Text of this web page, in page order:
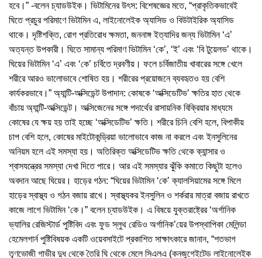
হবে।” -বলেন চ্যাডউইক। ভিটামিনের উৎস: বিশেষজ্ঞের মতে, “প্রাকৃতিকভাবেই
ঘিতে প্রচুর পরিমাণে ভিটামিন এ, লাইনোলেইক অ্যাসিড ও বিউটাইরিক অ্যাসিড
থাকে। দৃষ্টিশক্তি, রোগ প্রতিরোধ ক্ষমতা, জননাঙ্গ ইত্যাদির জন্য ভিটামিন ‘এ’
অত্যন্ত উপকারী। ঘিতে সামান্য পরিমাণ ভিটামিন ‘কে’, ‘ই’ এবং ‘বি টুয়েলভ’ থাকে।
ঘিয়ের ভিটামিন ‘এ’ এবং ‘কে’ চর্বিতে দ্রবণীয়। ফলে চর্বিজাতীয় খাবারের সঙ্গে খেলে
শরীরে আরও ভালোভাবে শোষিত হয়। শরীরের প্রয়োজনে ব্যবহৃতও হয় বেশি
কার্যকরভাবে।” অ্যান্টি-অক্সিডেন্ট উপাদান: কোষকে ‘অক্সিডেটিভ’ ক্ষতির হাত থেকে
বাঁচায় অ্যান্টি-অক্সিডেন্ট। অক্সিজেনের সঙ্গে পদার্থের রাসায়নিক বিক্রিয়ার মাধ্যমে
কোষের যে ক্ষয় হয় তাই হচ্ছে ‘অক্সিডেটিভ’ ক্ষতি। শরীরে চিনি বেশি হলে, বিপাকীয়
চাপ বেশি হলে, কোষের মাইটোকন্ড্রিয়া ভালোভাবে কাজ না করলে এবং ইনসুলিনের
অনিয়ম হলে এই সমস্যা হয়। অতিরিক্ত অক্সিডেটিভ ক্ষতি থেকে ক্যান্সার ও
শ্বাসযন্ত্রের সমস্যা দেখা দিতে পারে। আর এই সমস্যার ঝুঁকি কমাতে কিছুটা হলেও
অবদান আছে ঘিয়ের। হাড়ের গঠন: “ঘিয়ের ভিটামিন ‘কে’ ক্যালসিয়ামের সঙ্গে মিলে
হাড়ের স্বাস্থ্য ও গঠন বজায় রাখে। স্বাস্থ্যকর ইনসুলিন ও শর্করার মাত্রা বজায় রাখতে
কাজে লাগে ভিটামিন ‘কে।” বলেন চ্যাডউইক। এ বিষয়ে যুক্তরাষ্ট্রের ‘অর্গানিক
ভ্যালির রেজিস্টার্ড পুষ্টিবিদ এবং ফুড স্লুথ রেডিও অর্গানিক’য়ের উপস্থাপিকা মেলিন্ডা
হেমেলগার্ন পুষ্টিবিষয়ক একটি ওয়েবসাইটে প্রকাশিত সাক্ষাৎকারে জানান, “শতভাগ
তৃণভোজী গাভীর দুধ থেকে তৈরি ঘি থেকে মেলে সিএলএ (কনজুগেইটেড লাইনোলেইক